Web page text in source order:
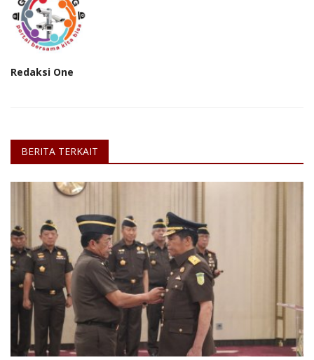
Redaksi One
BERITA TERKAIT